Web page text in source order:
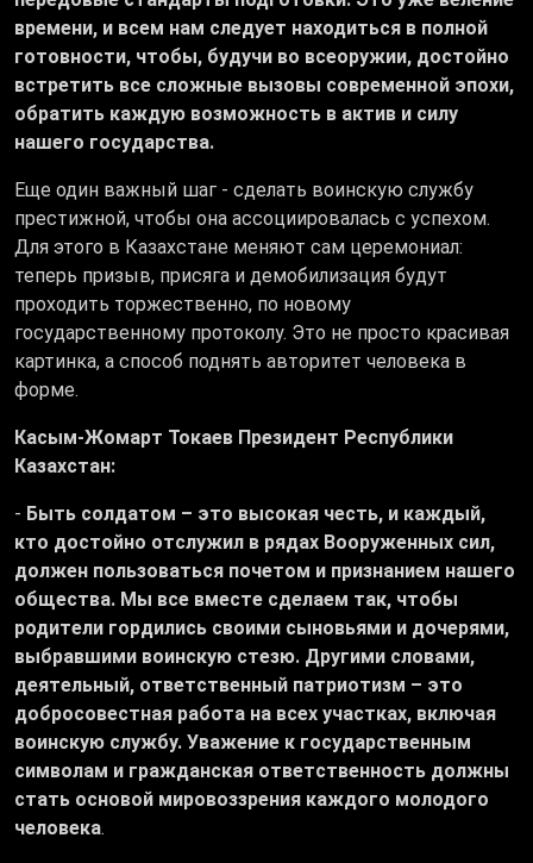
времени, и всем нам следует находиться в полной
готовности, чтобы, будучи во всеоружии, достойно
встретить все сложные вызовы современной эпохи,
обратить каждую возможность в актив и силу
нашего государства.
Еще один важный шаг - сделать воинскую службу
престижной, чтобы она ассоциировалась с успехом.
Для этого в Казахстане меняют сам церемониал:
теперь призыв, присяга и демобилизация будут
проходить торжественно, по новому
государственному протоколу. Это не просто красивая
картинка, а способ поднять авторитет человека в
форме.
Касым-Жомарт Токаев Президент Республики
Казахстан:
- Быть солдатом – это высокая честь, и каждый,
кто достойно отслужил в рядах Вооруженных сил,
должен пользоваться почетом и признанием нашего
общества. Мы все вместе сделаем так, чтобы
родители гордились своими сыновьями и дочерями,
выбравшими воинскую стезю. Другими словами,
деятельный, ответственный патриотизм – это
добросовестная работа на всех участках, включая
воинскую службу. Уважение к государственным
символам и гражданская ответственность должны
стать основой мировоззрения каждого молодого
человека.